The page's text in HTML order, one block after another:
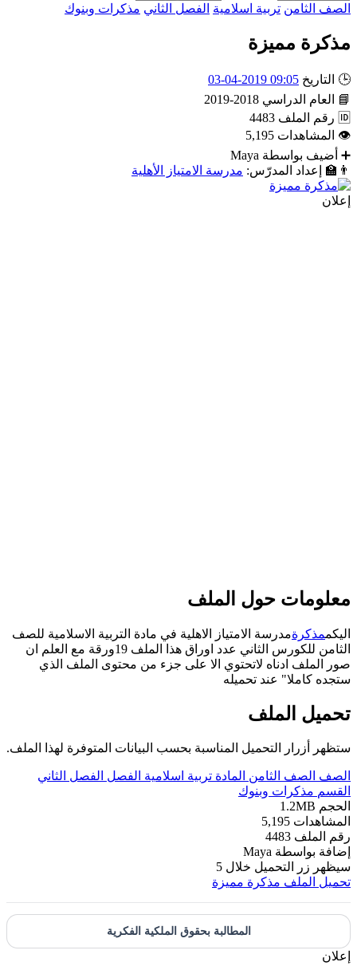
الصف الثامن تربية اسلامية الفصل الثاني مذكرات وبنوك
مذكرة مميزة
🕒 التاريخ 09:05 2019-04-03
📘
العام الدراسي 2018-2019
🆔 رقم الملف 4483
👁
المشاهدات 5,195
➕
أضيف بواسطة Maya
👨‍🏫
إعداد المدرّس: مدرسة الامتياز الأهلية
إعلان
معلومات حول الملف
اليكممذكرةمدرسة الامتياز الاهلية في مادة التربية الاسلامية للصف
الثامن للكورس الثاني عدد اوراق هذا الملف 19ورقة مع العلم ان
صور الملف ادناه لاتحتوي الا على جزء من محتوى الملف الذي
ستجده كاملا" عند تحميله
تحميل الملف
ستظهر أزرار التحميل المناسبة بحسب البيانات المتوفرة لهذا الملف.
الصف الصف الثامن المادة تربية اسلامية الفصل
الفصل الثاني
القسم مذكرات وبنوك
الحجم 1.2MB
المشاهدات 5,195
رقم الملف 4483
إضافة بواسطة Maya
سيظهر زر التحميل خلال 5
تحميل الملف مذكرة مميزة
المطالبة بحقوق الملكية الفكرية
إعلان